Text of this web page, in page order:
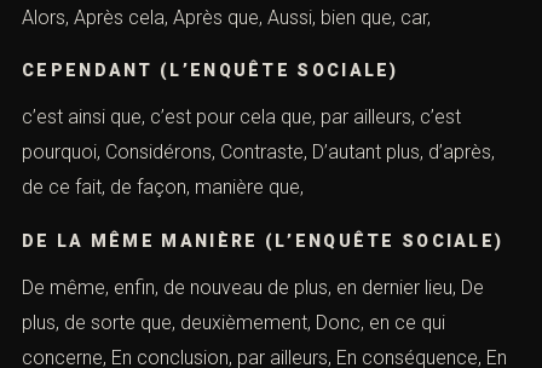
Alors, Après cela, Après que, Aussi, bien que, car,
CEPENDANT (L’ENQUÊTE SOCIALE)
c’est ainsi que, c’est pour cela que, par ailleurs, c’est
pourquoi, Considérons, Contraste, D’autant plus, d’après,
de ce fait, de façon, manière que,
DE LA MÊME MANIÈRE (L’ENQUÊTE SOCIALE)
De même, enfin, de nouveau de plus, en dernier lieu, De
plus, de sorte que, deuxièmement, Donc, en ce qui
concerne, En conclusion, par ailleurs, En conséquence, En